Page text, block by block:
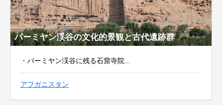
バーミヤン渓谷の文化的景観と古代遺跡群
・バーミヤン渓谷に残る石窟寺院...
アフガニスタン